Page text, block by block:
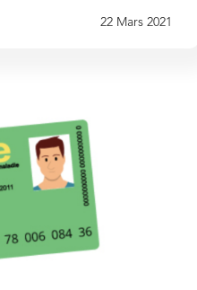
22 Mars 2021